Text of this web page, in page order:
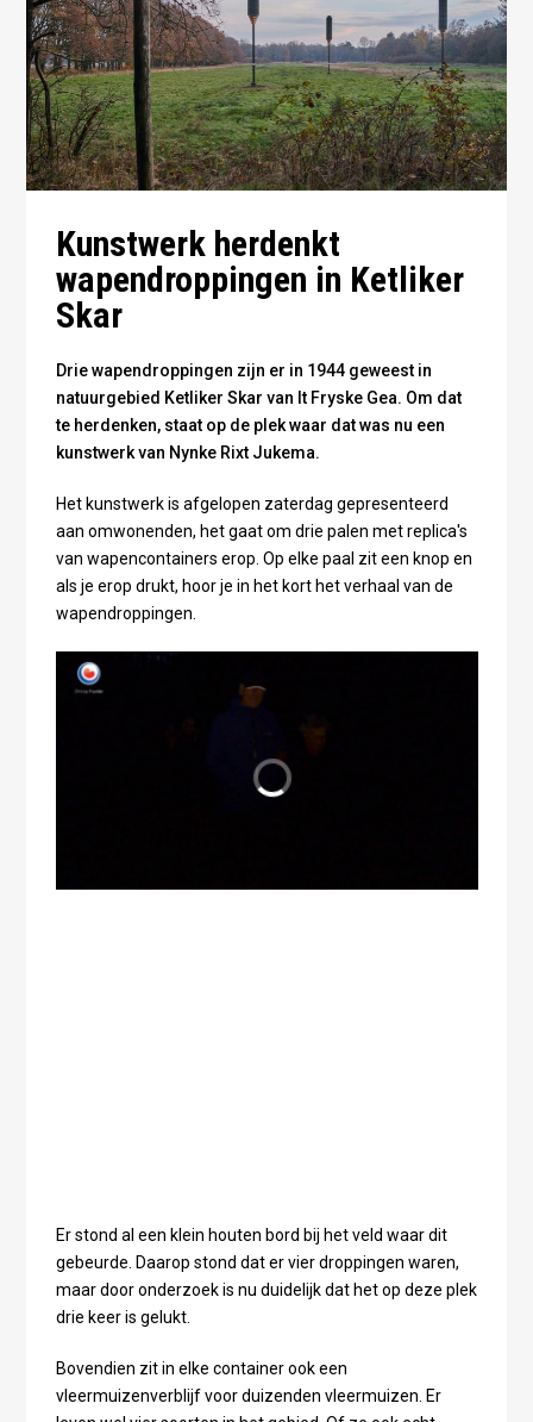
Kunstwerk herdenkt
wapendroppingen in Ketliker
Skar
Drie wapendroppingen zijn er in 1944 geweest in
natuurgebied Ketliker Skar van It Fryske Gea. Om dat
te herdenken, staat op de plek waar dat was nu een
kunstwerk van Nynke Rixt Jukema.
Het kunstwerk is afgelopen zaterdag gepresenteerd
aan omwonenden, het gaat om drie palen met replica's
van wapencontainers erop. Op elke paal zit een knop en
als je erop drukt, hoor je in het kort het verhaal van de
wapendroppingen.
Er stond al een klein houten bord bij het veld waar dit
gebeurde. Daarop stond dat er vier droppingen waren,
maar door onderzoek is nu duidelijk dat het op deze plek
drie keer is gelukt.
Bovendien zit in elke container ook een
vleermuizenverblijf voor duizenden vleermuizen. Er